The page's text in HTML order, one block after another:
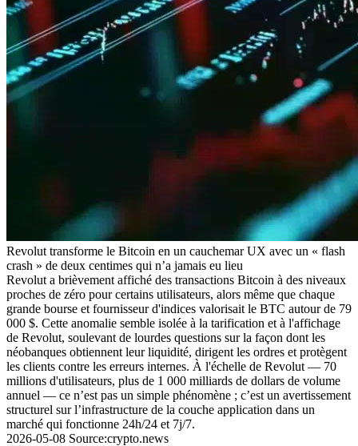
Revolut transforme le Bitcoin en un cauchemar UX avec un « flash
crash » de deux centimes qui n’a jamais eu lieu
Revolut a brièvement affiché des transactions Bitcoin à des niveaux
proches de zéro pour certains utilisateurs, alors même que chaque
grande bourse et fournisseur d'indices valorisait le BTC autour de 79
000 $. Cette anomalie semble isolée à la tarification et à l'affichage
de Revolut, soulevant de lourdes questions sur la façon dont les
néobanques obtiennent leur liquidité, dirigent les ordres et protègent
les clients contre les erreurs internes. À l'échelle de Revolut — 70
millions d'utilisateurs, plus de 1 000 milliards de dollars de volume
annuel — ce n’est pas un simple phénomène ; c’est un avertissement
structurel sur l’infrastructure de la couche application dans un
marché qui fonctionne 24h/24 et 7j/7.
2026-05-08 Source:crypto.news